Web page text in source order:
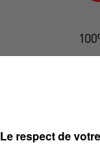
Le respect de